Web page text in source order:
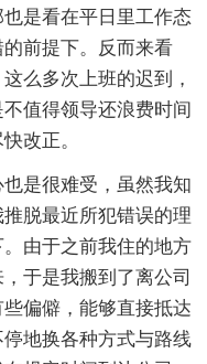
是看在平日里工作态
前提下。反而来看
么多次上班的迟到，
值得领导还浪费时间
改正。
是很难受，虽然我知
脱最近所犯错误的理
由于之前我住的地方
于是我搬到了离公司
偏僻，能够直接抵达
地换各种方式与路线